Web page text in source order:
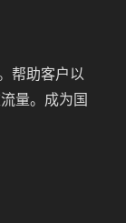
帮助客户以
量。成为国